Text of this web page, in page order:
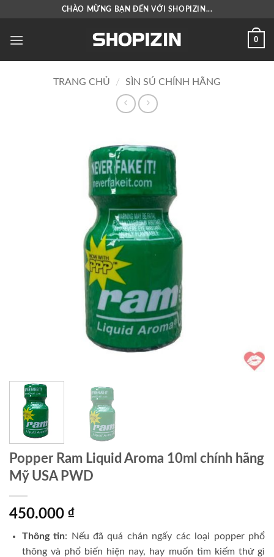
nội
CHÀO MỪNG BẠN ĐẾN VỚI SHOPIZIN...
0
TRANG CHỦ / SÌN SÚ CHÍNH HÃNG
Popper Ram Liquid Aroma 10ml chính hãng
Mỹ USA PWD
450.000 ₫
Thông tin: Nếu đã quá chán ngấy các loại popper phổ
thông và phổ biến hiện nay, hay muốn tìm kiếm thứ gì